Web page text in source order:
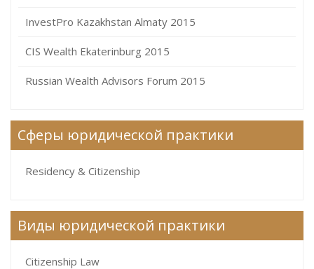
InvestPro Kazakhstan Almaty 2015
CIS Wealth Ekaterinburg 2015
Russian Wealth Advisors Forum 2015
Сферы юридической практики
Residency & Citizenship
Виды юридической практики
Citizenship Law